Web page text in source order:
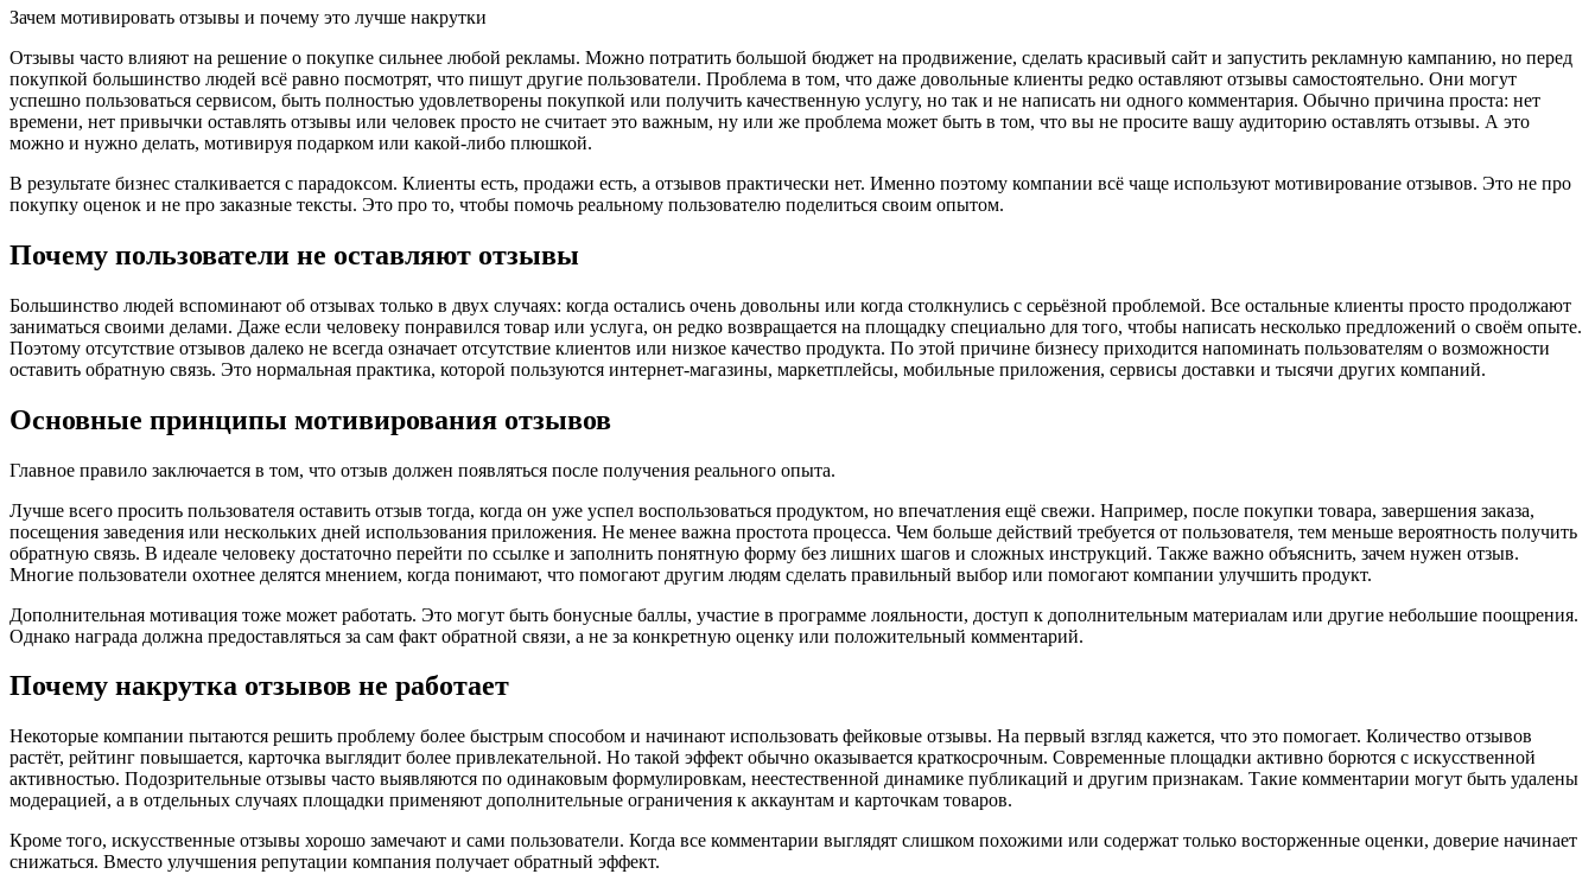
Зачем мотивировать отзывы и почему это лучше накрутки
Отзывы часто влияют на решение о покупке сильнее любой рекламы. Можно потратить большой бюджет на продвижение, сделать красивый сайт и запустить рекламную кампанию, но перед
покупкой большинство людей всё равно посмотрят, что пишут другие пользователи. Проблема в том, что даже довольные клиенты редко оставляют отзывы самостоятельно. Они могут
успешно пользоваться сервисом, быть полностью удовлетворены покупкой или получить качественную услугу, но так и не написать ни одного комментария. Обычно причина проста: нет
времени, нет привычки оставлять отзывы или человек просто не считает это важным, ну или же проблема может быть в том, что вы не просите вашу аудиторию оставлять отзывы. А это
можно и нужно делать, мотивируя подарком или какой-либо плюшкой.
В результате бизнес сталкивается с парадоксом. Клиенты есть, продажи есть, а отзывов практически нет. Именно поэтому компании всё чаще используют мотивирование отзывов. Это не про
покупку оценок и не про заказные тексты. Это про то, чтобы помочь реальному пользователю поделиться своим опытом.
Почему пользователи не оставляют отзывы
Большинство людей вспоминают об отзывах только в двух случаях: когда остались очень довольны или когда столкнулись с серьёзной проблемой. Все остальные клиенты просто продолжают
заниматься своими делами. Даже если человеку понравился товар или услуга, он редко возвращается на площадку специально для того, чтобы написать несколько предложений о своём опыте.
Поэтому отсутствие отзывов далеко не всегда означает отсутствие клиентов или низкое качество продукта. По этой причине бизнесу приходится напоминать пользователям о возможности
оставить обратную связь. Это нормальная практика, которой пользуются интернет-магазины, маркетплейсы, мобильные приложения, сервисы доставки и тысячи других компаний.
Основные принципы мотивирования отзывов
Главное правило заключается в том, что отзыв должен появляться после получения реального опыта.
Лучше всего просить пользователя оставить отзыв тогда, когда он уже успел воспользоваться продуктом, но впечатления ещё свежи. Например, после покупки товара, завершения заказа,
посещения заведения или нескольких дней использования приложения. Не менее важна простота процесса. Чем больше действий требуется от пользователя, тем меньше вероятность получить
обратную связь. В идеале человеку достаточно перейти по ссылке и заполнить понятную форму без лишних шагов и сложных инструкций. Также важно объяснить, зачем нужен отзыв.
Многие пользователи охотнее делятся мнением, когда понимают, что помогают другим людям сделать правильный выбор или помогают компании улучшить продукт.
Дополнительная мотивация тоже может работать. Это могут быть бонусные баллы, участие в программе лояльности, доступ к дополнительным материалам или другие небольшие поощрения.
Однако награда должна предоставляться за сам факт обратной связи, а не за конкретную оценку или положительный комментарий.
Почему накрутка отзывов не работает
Некоторые компании пытаются решить проблему более быстрым способом и начинают использовать фейковые отзывы. На первый взгляд кажется, что это помогает. Количество отзывов
растёт, рейтинг повышается, карточка выглядит более привлекательной. Но такой эффект обычно оказывается краткосрочным. Современные площадки активно борются с искусственной
активностью. Подозрительные отзывы часто выявляются по одинаковым формулировкам, неестественной динамике публикаций и другим признакам. Такие комментарии могут быть удалены
модерацией, а в отдельных случаях площадки применяют дополнительные ограничения к аккаунтам и карточкам товаров.
Кроме того, искусственные отзывы хорошо замечают и сами пользователи. Когда все комментарии выглядят слишком похожими или содержат только восторженные оценки, доверие начинает
снижаться. Вместо улучшения репутации компания получает обратный эффект.